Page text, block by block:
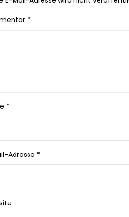
*
*
Adresse *